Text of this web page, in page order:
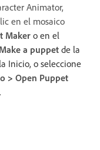
Animator,
en el mosaico
Makero en el
Make a puppet de la
Inicio, o seleccione
> Open Puppet
.